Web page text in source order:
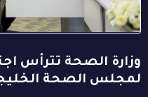
وزارة الصحة تترأس
لمجلس الصحة